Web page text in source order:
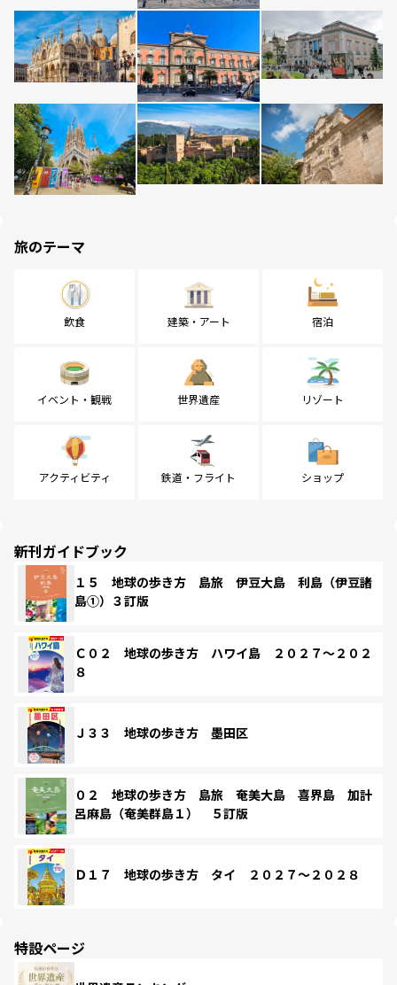
旅のテーマ
飲食 建築・アート 宿泊
イベント・観戦 世界遺産 リゾート
アクティビティ 鉄道・フライト ショップ
新刊ガイドブック
１５ 地球の歩き方 島旅 伊豆大島 利島（伊豆諸
島①）３訂版
Ｃ０２ 地球の歩き方 ハワイ島 ２０２７～２０２
８
Ｊ３３ 地球の歩き方 墨田区
０２ 地球の歩き方 島旅 奄美大島 喜界島 加計
呂麻島（奄美群島１） ５訂版
Ｄ１７ 地球の歩き方 タイ ２０２７～２０２８
特設ページ